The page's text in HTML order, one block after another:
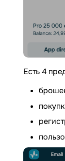
Есть 4